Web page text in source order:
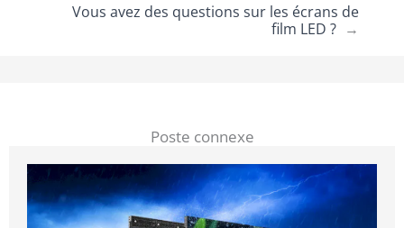
Vous avez des questions sur les écrans de
film LED ? →
Poste connexe